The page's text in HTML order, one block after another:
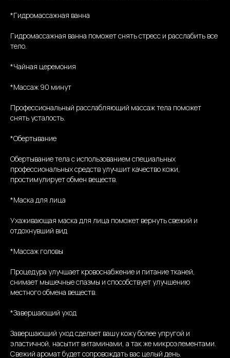
*Гидромассажная ванна
Гидромассажная ванна поможет снять стресс и расслабить все
тело.
*Чайная церемония
*Массаж 90 минут
Профессиональный расслабляющий массаж тела поможет
снять усталость.
*Обертывание
Обертывание тела с использованием специальных
профессиональных средств улучшит качество кожи,
простимулирует обмен веществ.
*Маска для лица
Ухаживающая маска для лица поможет вернуть свежий и
отдохнувший вид
*Массаж головы
Процедура улучшает кровоснабжение и питание тканей,
снимает мышечные спазмы и способствует улучшению
местного обмена веществ.
*Завершающий уход
Завершающий уход сделает вашу кожу более упругой и
эластичной, насытит витаминами, а так же микроэлементами.
Свежий аромат будет сопровождать вас целый день.